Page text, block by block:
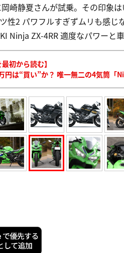
崎静夏さんが試乗。その印象
性2 パワフルすぎずムリも感
Ninja ZX-4RR 適度なパワー
初から読む】
円は“買い”か？ 唯一無二の4気筒「